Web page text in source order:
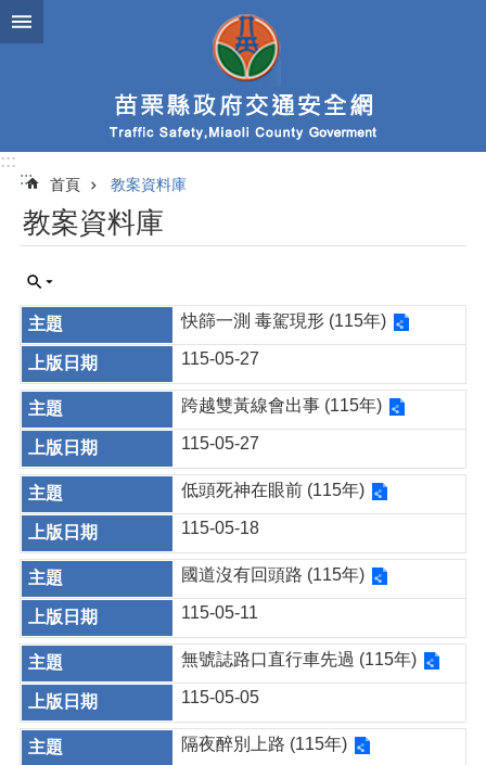
跳到主要內容區塊
:::
:::
首頁 教案資料庫
教案資料庫
快篩一測 毒駕現形 (115年)
115-05-27
跨越雙黃線會出事 (115年)
115-05-27
低頭死神在眼前 (115年)
115-05-18
國道沒有回頭路 (115年)
115-05-11
無號誌路口直行車先過 (115年)
115-05-05
隔夜醉別上路 (115年)